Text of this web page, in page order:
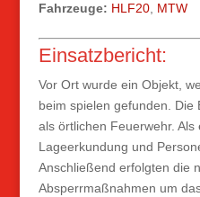
Fahrzeuge: HLF20, MTW
Einsatzbericht:
Vor Ort wurde ein Objekt,
beim spielen gefunden. Die
als örtlichen Feuerwehr.
Lageerkundung und
Anschließend erfolgten die
Absperrmaßnahmen um